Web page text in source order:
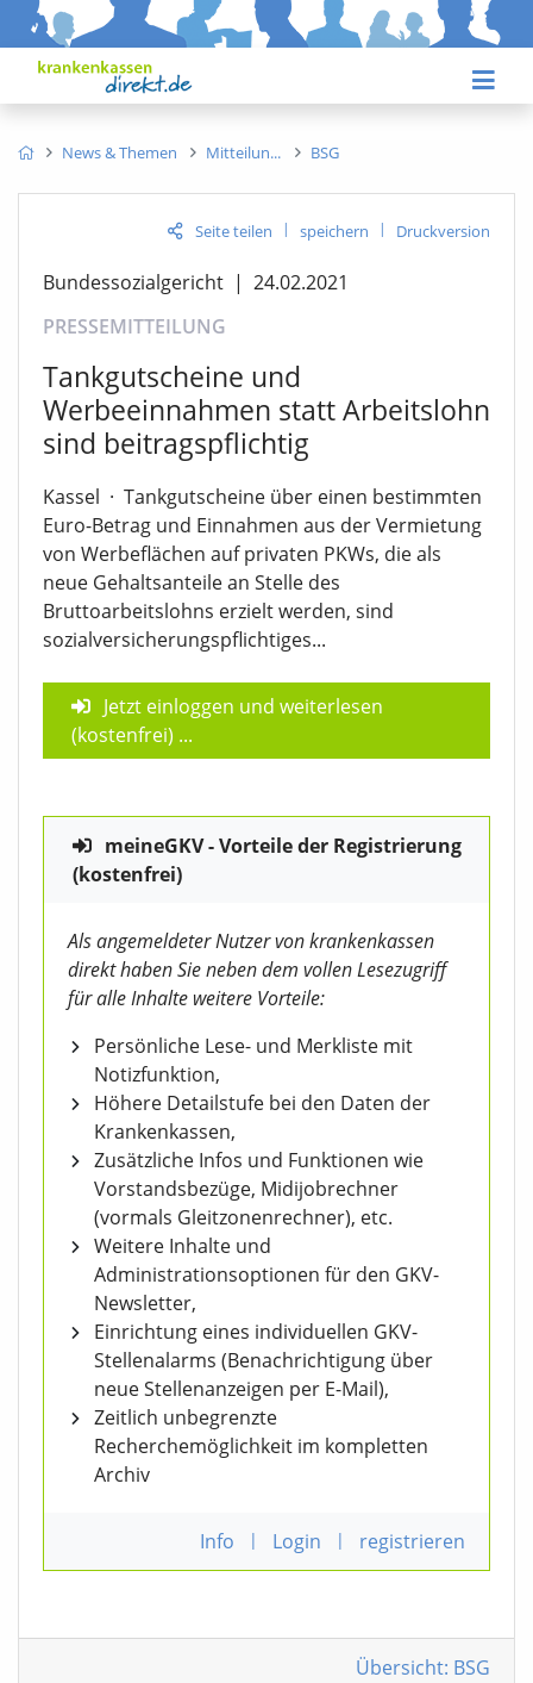
News & Themen Mitteilun BSG
Seite teilen | speichern | Druckversion
Bundessozialgericht | 24.02.2021
PRESSEMITTEILUNG
Tankgutscheine und
Werbeeinnahmen statt Arbeitslohn
sind beitragspflichtig
Kassel · Tankgutscheine über einen bestimmten
Euro-Betrag und Einnahmen aus der Vermietung
von Werbeflächen auf privaten PKWs, die als
neue Gehaltsanteile an Stelle des
Bruttoarbeitslohns erzielt werden, sind
sozialversicherungspflichtiges...
Jetzt einloggen und weiterlesen
(kostenfrei) ...
meineGKV - Vorteile der Registrierung
(kostenfrei)
Als angemeldeter Nutzer von krankenkassen
direkt haben Sie neben dem vollen Lesezugriff
für alle Inhalte weitere Vorteile:
Persönliche Lese- und Merkliste mit
Notizfunktion,
Höhere Detailstufe bei den Daten der
Krankenkassen,
Zusätzliche Infos und Funktionen wie
Vorstandsbezüge, Midijobrechner
(vormals Gleitzonenrechner), etc.
Weitere Inhalte und
Administrationsoptionen für den GKV-
Newsletter,
Einrichtung eines individuellen GKV-
Stellenalarms (Benachrichtigung über
neue Stellenanzeigen per E-Mail),
Zeitlich unbegrenzte
Recherchemöglichkeit im kompletten
Archiv
Info | Login | registrieren
Übersicht: BSG